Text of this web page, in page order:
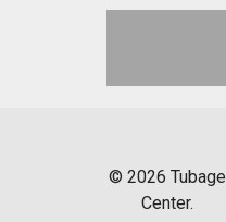
© 2026 Tubage
Center.